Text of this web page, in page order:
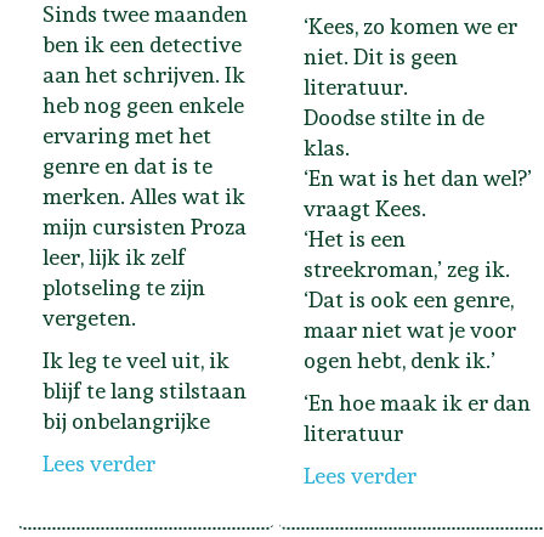
Sinds twee maanden
ben ik een detective
aan het schrijven. Ik
heb nog geen enkele
ervaring met het
genre en dat is te
merken. Alles wat ik
mijn cursisten Proza
leer, lijk ik zelf
plotseling te zijn
vergeten.
Ik leg te veel uit, ik
blijf te lang stilstaan
bij onbelangrijke
Lees verder
‘Kees, zo komen we er
niet. Dit is geen
literatuur.
Doodse stilte in de
klas.
‘En wat is het dan wel?’
vraagt Kees.
‘Het is een
streekroman,’ zeg ik.
‘Dat is ook een genre,
maar niet wat je voor
ogen hebt, denk ik.’
‘En hoe maak ik er dan
literatuur
Lees verder